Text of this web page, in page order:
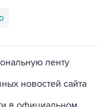
ленту
новостей сайта